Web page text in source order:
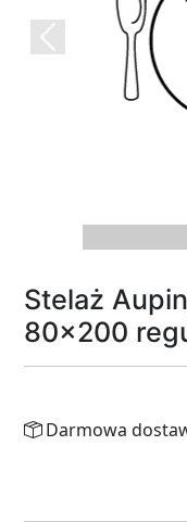
Previous
Stelaż
80x200
Darmowa